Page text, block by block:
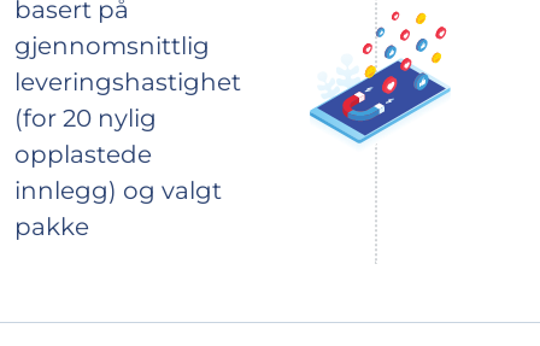
basert på
gjennomsnittlig
leveringshastighet
(for 20 nylig
opplastede
innlegg) og valgt
pakke